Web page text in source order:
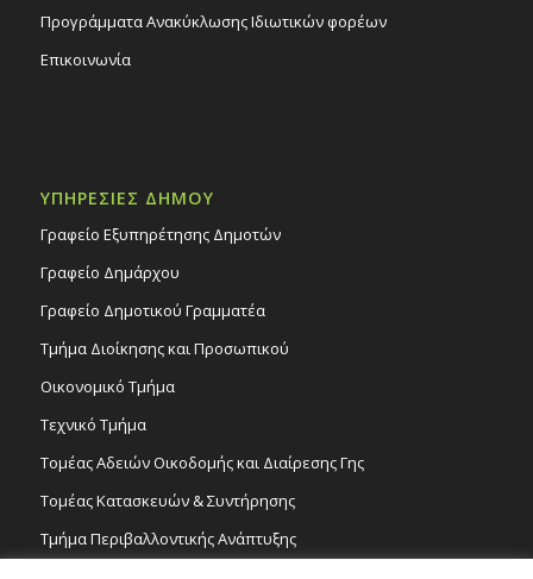
Προγράμματα Ανακύκλωσης Ιδιωτικών φορέων
Επικοινωνία
ΥΠΗΡΕΣΙΕΣ ΔΗΜΟΥ
Γραφείο Εξυπηρέτησης Δημοτών
Γραφείο Δημάρχου
Γραφείο Δημοτικού Γραμματέα
Τμήμα Διοίκησης και Προσωπικού
Οικονομικό Τμήμα
Τεχνικό Τμήμα
Τομέας Αδειών Οικοδομής και Διαίρεσης Γης
Τομέας Κατασκευών & Συντήρησης
Τμήμα Περιβαλλοντικής Ανάπτυξης